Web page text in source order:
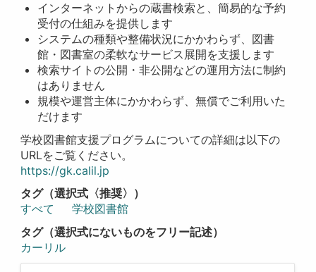
インターネットからの蔵書検索と、簡易的な予約
受付の仕組みを提供します
システムの種類や整備状況にかかわらず、図書
館・図書室の柔軟なサービス展開を支援します
検索サイトの公開・非公開などの運用方法に制約
はありません
規模や運営主体にかかわらず、無償でご利用いた
だけます
学校図書館支援プログラムについての詳細は以下の
URLをご覧ください。
https://gk.calil.jp
タグ（選択式〈推奨〉）
すべて
学校図書館
タグ（選択式にないものをフリー記述）
カーリル